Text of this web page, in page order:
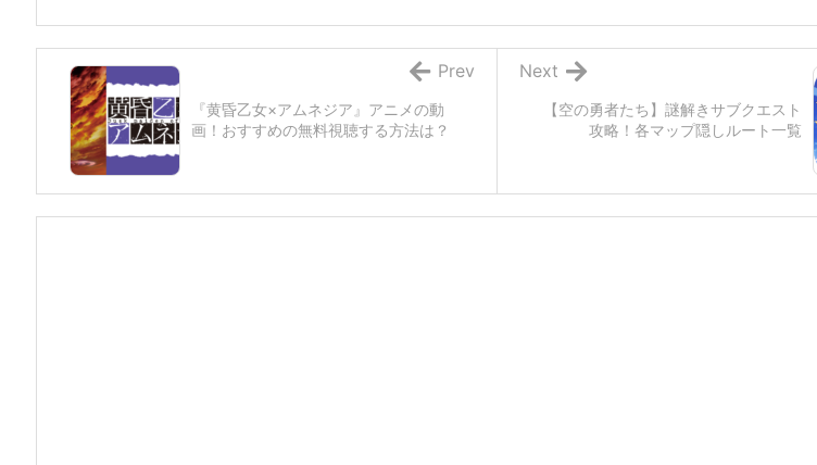
【空の勇者たち】謎解きサブクエスト
攻略！各マップ隠しルート一覧
Next
『黄昏乙女×アムネジア』アニメの動
画！おすすめの無料視聴する方法は？
Prev